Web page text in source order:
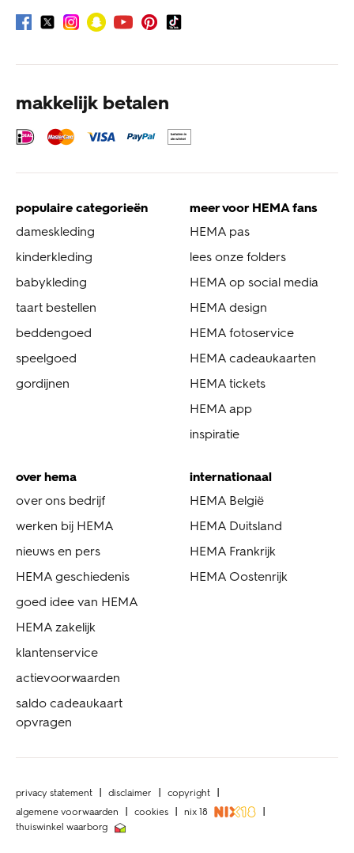
makkelijk betalen
populaire categorieën
dameskleding
kinderkleding
babykleding
taart bestellen
beddengoed
speelgoed
gordijnen
meer voor HEMA fans
HEMA pas
lees onze folders
HEMA op social media
HEMA design
HEMA fotoservice
HEMA cadeaukaarten
HEMA tickets
HEMA app
inspiratie
over hema
over ons bedrijf
werken bij HEMA
nieuws en pers
HEMA geschiedenis
goed idee van HEMA
HEMA zakelijk
klantenservice
actievoorwaarden
saldo cadeaukaart
opvragen
internationaal
HEMA België
HEMA Duitsland
HEMA Frankrijk
HEMA Oostenrijk
privacy statement disclaimer
copyright
algemene voorwaarden
cookies
nix 18
thuiswinkel waarborg